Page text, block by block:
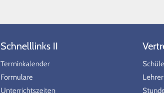
Schnelllinks II
Terminkalender
Formulare
Unterrichtszeiten
Lehrer